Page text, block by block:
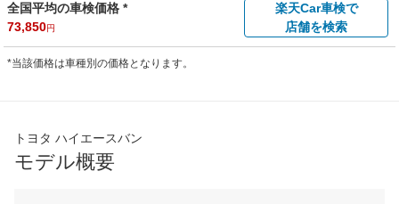
全国平均の車検価格 *
73,850円
楽天Car車検で
店舗を検索
*当該価格は車種別の価格となります。
トヨタ ハイエースバン
モデル概要